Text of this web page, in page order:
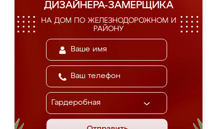
ДИЗАЙНЕРА-ЗАМЕРЩИКА
НА ДОМ ПО ЖЕЛЕЗНОДОРОЖНОМ И
РАЙОНУ